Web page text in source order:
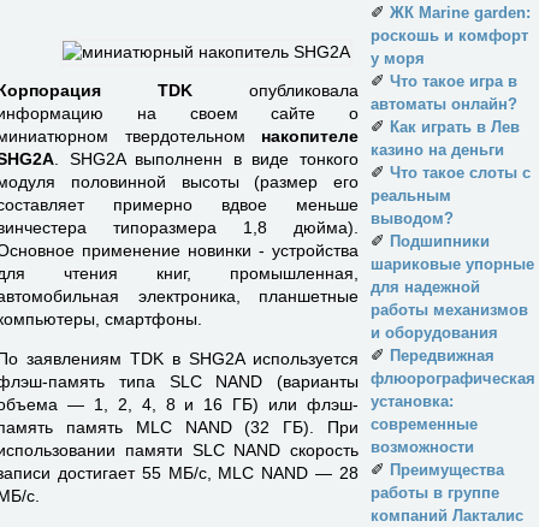
TDK опубликовала
на своем сайте о
твердотельном накопителе
. SHG2A выполненн в виде тонкого
половинной высоты (размер его
примерно вдвое меньше
типоразмера 1,8 дюйма).
применение новинки - устройства
чтения книг, промышленная,
электроника, планшетные
смартфоны.
заявлениям TDK в SHG2A используется
память типа SLC NAND (варианты
— 1, 2, 4, 8 и 16 ГБ) или флэш-
память MLC NAND (32 ГБ). При
памяти SLC NAND скорость
достигает 55 МБ/с, MLC NAND — 28
с.
✐ ЖК Marine garden:
роскошь и комфорт
у моря
✐ Что такое игра в
автоматы онлайн?
✐ Как играть в Лев
казино на деньги
✐ Что такое слоты с
реальным
выводом?
✐ Подшипники
шариковые упорные
для надежной
работы механизмов
и оборудования
✐ Передвижная
флюорографическая
установка:
современные
возможности
✐ Преимущества
работы в группе
компаний Лакталис